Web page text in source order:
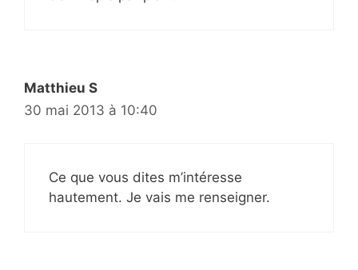
Matthieu S
30 mai 2013 à 10:40
Ce que vous dites m’intéresse
hautement. Je vais me renseigner.